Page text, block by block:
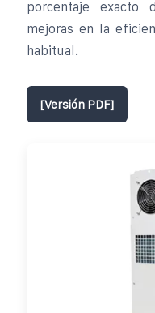
porcentaje exacto
mejoras en la
habitual.
[Versión PDF]